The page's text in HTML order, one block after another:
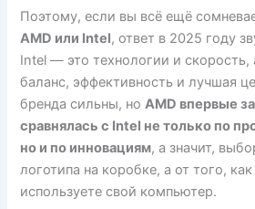
Поэтому, если вы всё ещё
AMD или Intel, ответ в 2025 году
Intel — это технологии и скорость,
баланс, эффективность и лучшая
бренда сильны, ноAMD впервые
сравнялась с Intel не только по
но и по инновациям, а значит,
логотипа на коробке, а от того,
используете свой компьютер.